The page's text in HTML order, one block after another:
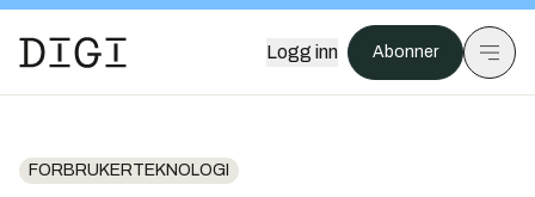
Logg inn Abonner
FORBRUKERTEKNOLOGI